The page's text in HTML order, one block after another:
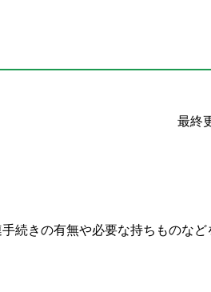
最終
続きの有無や必要な持ちものなど